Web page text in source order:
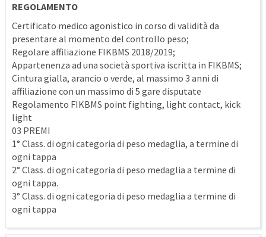
REGOLAMENTO
Certificato medico agonistico in corso di validità da
presentare al momento del controllo peso;
Regolare affiliazione FIKBMS 2018/2019;
Appartenenza ad una società sportiva iscritta in FIKBMS;
Cintura gialla, arancio o verde, al massimo 3 anni di
affiliazione con un massimo di 5 gare disputate
Regolamento FIKBMS point fighting, light contact, kick
light
03 PREMI
1° Class. di ogni categoria di peso medaglia, a termine di
ogni tappa
2° Class. di ogni categoria di peso medaglia a termine di
ogni tappa.
3° Class. di ogni categoria di peso medaglia a termine di
ogni tappa